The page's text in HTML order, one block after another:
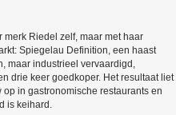
Riedel zelf, maar met haar
Spiegelau Definition, een haast
maar industrieel vervaardigd,
drie keer goedkoper. Het resultaat liet
in gastronomische restaurants en
is keihard.